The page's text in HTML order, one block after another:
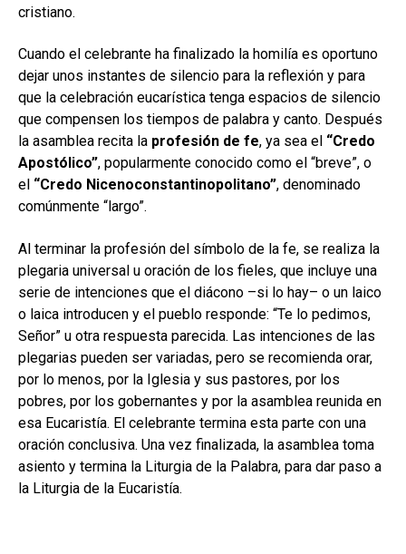
cristiano.
Cuando el celebrante ha finalizado la homilía es oportuno
dejar unos instantes de silencio para la reflexión y para
que la celebración eucarística tenga espacios de silencio
que compensen los tiempos de palabra y canto. Después
la asamblea recita la profesión de fe, ya sea el “Credo
Apostólico”, popularmente conocido como el “breve”, o
el “Credo Nicenoconstantinopolitano”, denominado
comúnmente “largo”.
Al terminar la profesión del símbolo de la fe, se realiza la
plegaria universal u oración de los fieles, que incluye una
serie de intenciones que el diácono –si lo hay– o un laico
o laica introducen y el pueblo responde: “Te lo pedimos,
Señor” u otra respuesta parecida. Las intenciones de las
plegarias pueden ser variadas, pero se recomienda orar,
por lo menos, por la Iglesia y sus pastores, por los
pobres, por los gobernantes y por la asamblea reunida en
esa Eucaristía. El celebrante termina esta parte con una
oración conclusiva. Una vez finalizada, la asamblea toma
asiento y termina la Liturgia de la Palabra, para dar paso a
la Liturgia de la Eucaristía.